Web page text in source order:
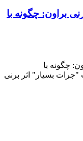
براون: چگونه با
چگونه با
بسیار" اثر برنی